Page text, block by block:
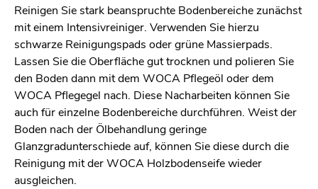
Reinigen Sie stark beanspruchte Bodenbereiche zunächst
mit einem Intensivreiniger. Verwenden Sie hierzu
schwarze Reinigungspads oder grüne Massierpads.
Lassen Sie die Oberfläche gut trocknen und polieren Sie
den Boden dann mit dem WOCA Pflegeöl oder dem
WOCA Pflegegel nach. Diese Nacharbeiten können Sie
auch für einzelne Bodenbereiche durchführen. Weist der
Boden nach der Ölbehandlung geringe
Glanzgradunterschiede auf, können Sie diese durch die
Reinigung mit der WOCA Holzbodenseife wieder
ausgleichen.